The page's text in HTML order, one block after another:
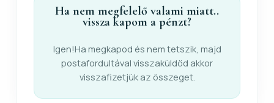
Ha nem megfelelő valami miatt..
vissza kapom a pénzt?
Igen!Ha megkapod és nem tetszik, majd
postafordultával visszaküldöd akkor
visszafizetjük az összeget.